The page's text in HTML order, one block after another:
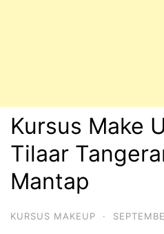
Kursus Make
Tilaar
Mantap
KURSUS MAKEUP ·